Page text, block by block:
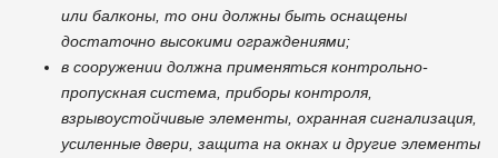
или балконы, то они должны быть оснащены
достаточно высокими ограждениями;
в сооружении должна применяться контрольно-
пропускная система, приборы контроля,
взрывоустойчивые элементы, охранная сигнализация,
усиленные двери, защита на окнах и другие элементы